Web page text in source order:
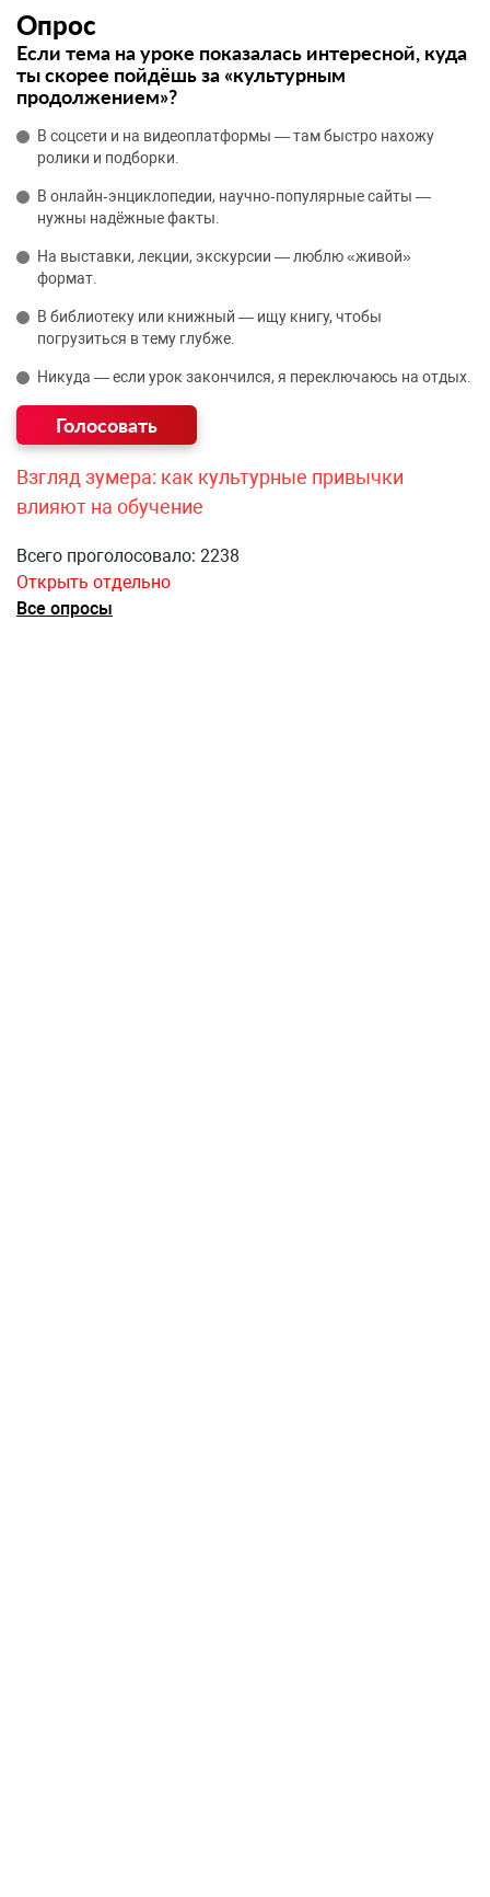
Опрос
Если тема на уроке показалась интересной, куда
ты скорее пойдёшь за «культурным
продолжением»?
В соцсети и на видеоплатформы — там быстро нахожу
ролики и подборки.
В онлайн‑энциклопедии, научно‑популярные сайты —
нужны надёжные факты.
На выставки, лекции, экскурсии — люблю «живой»
формат.
В библиотеку или книжный — ищу книгу, чтобы
погрузиться в тему глубже.
Никуда — если урок закончился, я переключаюсь на отдых.
Взгляд зумера: как культурные привычки
влияют на обучение
Всего проголосовало: 2238
Открыть отдельно
Все опросы